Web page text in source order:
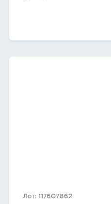
Лот: 117607862